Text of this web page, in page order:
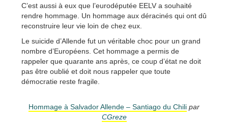
C’est aussi à eux que l’eurodéputée EELV a souhaité
rendre hommage. Un hommage aux déracinés qui ont dû
reconstruire leur vie loin de chez eux.
Le suicide d’Allende fut un véritable choc pour un grand
nombre d’Européens. Cet hommage a permis de
rappeler que quarante ans après, ce coup d’état ne doit
pas être oublié et doit nous rappeler que toute
démocratie reste fragile.
Hommage à Salvador Allende – Santiago du Chili par
CGreze